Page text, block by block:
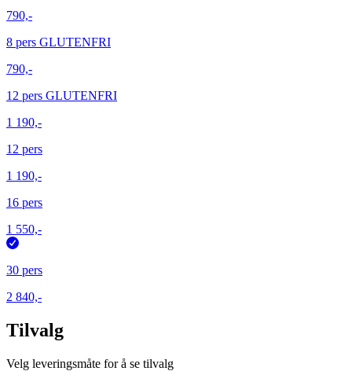
790,-
8 pers GLUTENFRI
790,-
12 pers GLUTENFRI
1 190,-
12 pers
1 190,-
16 pers
1 550,-
30 pers
2 840,-
Tilvalg
Velg leveringsmåte for å se tilvalg